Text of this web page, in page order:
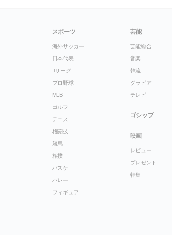
スポーツ
海外サッカー
日本代表
Jリーグ
プロ野球
MLB
ゴルフ
テニス
格闘技
競馬
相撲
バスケ
バレー
フィギュア
芸能
芸能総合
音楽
韓流
グラビア
テレビ
ゴシップ
映画
レビュー
プレゼント
特集